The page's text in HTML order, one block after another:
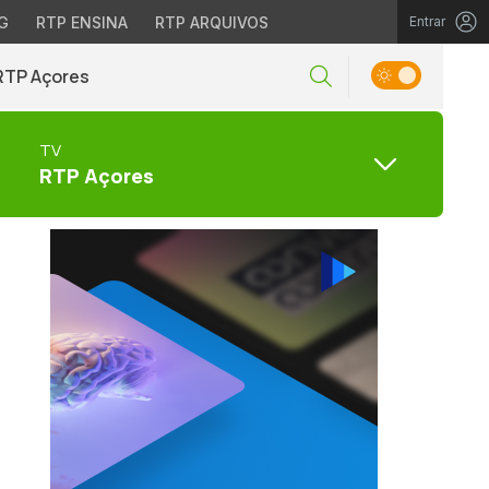
RTP ENSINA RTP ARQUIVOS Entrar
Açores
TV
RTP Açores